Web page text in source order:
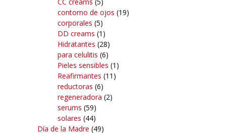
contorno de ojos (19)
corporales (5)
DD creams (1)
Hidratantes (28)
para celulitis (6)
Pieles sensibles (1)
Reafirmantes (11)
reductoras (6)
regeneradora (2)
serums (59)
solares (44)
Día de la Madre (49)